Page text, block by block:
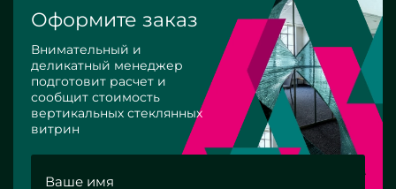
Оформите заказ
Внимательный и
деликатный менеджер
подготовит расчет и
сообщит стоимость
вертикальных стеклянных
витрин